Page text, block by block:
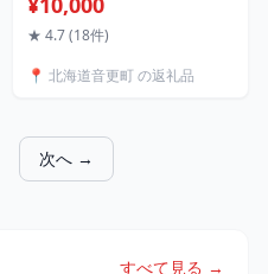
ーン 1個 プレーン・ブルー
ベリー 計2個 プレーン 計2
個 プレーン・ブルーベリ
2000円 デザート スイーツ
お菓子 ケーキ 冷凍
★ 4.7 (18件)
📍 北海道音更町 の返礼品
次へ →
すべて見る →